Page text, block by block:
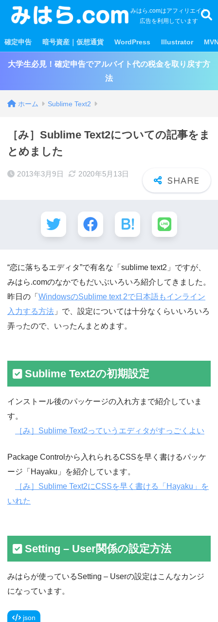
みはら.comはアフィリエイト
広告を利用しています
確定申告 暗号資産｜仮想通貨 WordPress Illustrator
大学生必見！確定申告でアルバイト代の税金を取り戻す方
法
ホーム Sublime Text2
［み］Sublime Text2についての記事をま
とめました
2013年3月9日 2020年5月13日
“恋に落ちるエディタ”で有名な「sublime text2」ですが、
みはら.comのなかでもだいぶいろいろ紹介してきました。
昨日の「 WindowsのSublime text 2で日本語もインライン
入力する方法 」で、設定については十分なくらいいろいろ
弄ったので、いったんまとめます。
Sublime Text2の初期設定
インストール後のパッケージの入れ方まで紹介していま
す。
［み］Sublime Text2っていうエディタがすっごくよい
Package Controlから入れられるCSSを早く書けるパッケ
ージ「Hayaku」を紹介しています。
［み］Sublime Text2にCSSを早く書ける「Hayaku」を
いれた
Setting – User関係の設定方法
みはらが使っているSetting – Userの設定はこんなカンジ
になっています。
json